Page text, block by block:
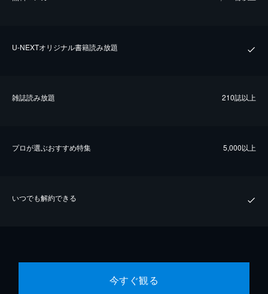
U-NEXTオリジナル書籍読み放題
雑誌読み放題 210誌以上
プロが選ぶおすすめ特集 5,000以上
いつでも解約できる
今すぐ観る